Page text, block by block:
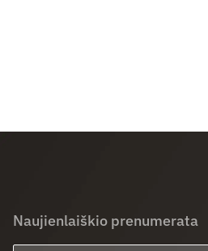
Naujienlaiškio prenumerata